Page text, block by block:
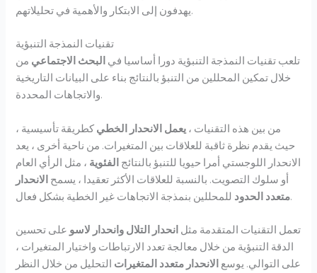
يهدفون إلى الابتكار والأهمية في تحليلاتهم.
تقنيات النمذجة التنبؤية
تلعب تقنيات النمذجة التنبؤية دورا أساسيا في البحث الاجتماعي من
خلال تمكين المحللين من التنبؤ بالنتائج بناء على البيانات التاريخية
والاتجاهات المحددة.
من بين هذه التقنيات ، يعمل الانحدار الخطي كطريقة تأسيسية ،
حيث يقدم نظرة ثاقبة للعلاقات بين المتغيرات. من ناحية أخرى ، يعد
الانحدار اللوجستي أمرا حيويا للتنبؤ بالنتائج الفئوية ، مثل الرأي العام
أو سلوك التصويت. بالنسبة للعلاقات الأكثر تعقيدا ، يسمح الانحدار
متعدد الحدودللمحللين بنمذجة الاتجاهات غير الخطية بشكل فعال.
تعمل التقنيات المتقدمة مثل انحدار التلال وانحدار لاسو على تحسين
الدقة التنبؤية من خلال معالجة تعدد الارتباطات واختيار المتغيرات ،
على التوالي. يوسع الانحدار متعدد المتغيرات التحليل من خلال النظر